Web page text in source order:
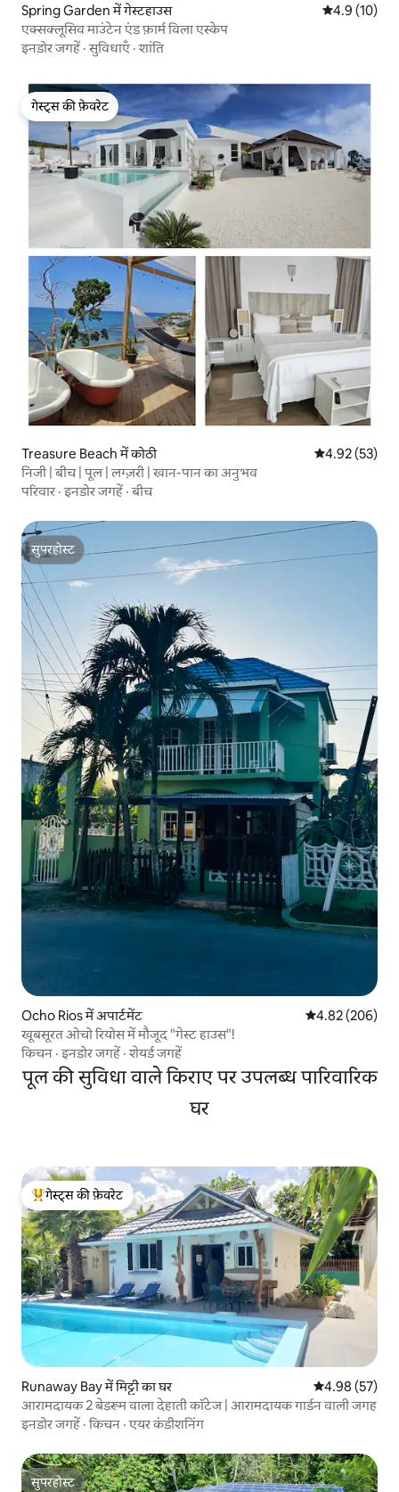
Spring Garden में गेस्टहाउस औसत रेटिंग 5
4.9 (10)
एक्सक्लूसिव माउंटेन एंड फ़ार्म विला एस्केप
इनडोर जगहें ·सुविधाएँ ·शांति
गेस्ट्स की फ़ेवरेट
गेस्ट्स की फ़ेवरेट
Treasure Beach में कोठी औसत रेटिंग 5 में
4.92 (53)
निजी | बीच | पूल | लग्ज़री | खान-पान का अनुभव
परिवार ·इनडोर जगहें ·बीच
सुपरहोस्ट
सुपरहोस्ट
Ocho Rios में अपार्टमेंट औसत रेटिंग 5 में से
4.82 (206)
खूबसूरत ओचो रियोस में मौजूद "गेस्ट हाउस"!
किचन ·इनडोर जगहें ·शेयर्ड जगहें
पूल की सुविधा वाले किराए पर उपलब्ध पारिवारिक
घर
गेस्ट्स का टॉप फ़ेवरेट
गेस्ट्स की फ़ेवरेट
Runaway Bay में मिट्टी का घर औसत रेटिंग 5 में
4.98 (57)
आरामदायक 2 बेडरूम वाला देहाती कॉटेज | आरामदायक गार्डन वाली जगह
इनडोर जगहें ·किचन ·एयर कंडीशनिंग
सुपरहोस्ट